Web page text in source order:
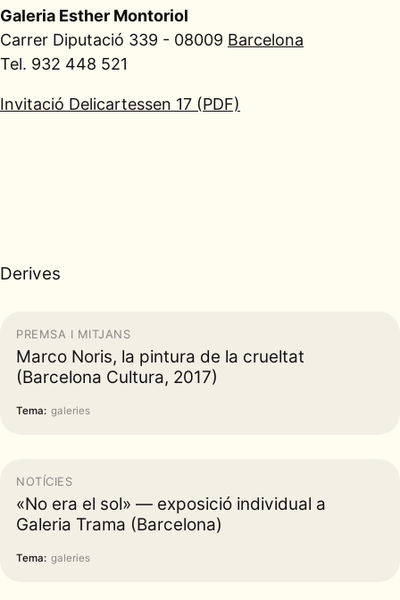
Galeria Esther Montoriol
Carrer Diputació 339 - 08009 Barcelona
Tel. 932 448 521
Invitació Delicartessen 17 (PDF)
Derives
PREMSA I MITJANS
Marco Noris, la pintura de la crueltat
(Barcelona Cultura, 2017)
Tema: galeries
NOTÍCIES
«No era el sol» — exposició individual a
Galeria Trama (Barcelona)
Tema: galeries